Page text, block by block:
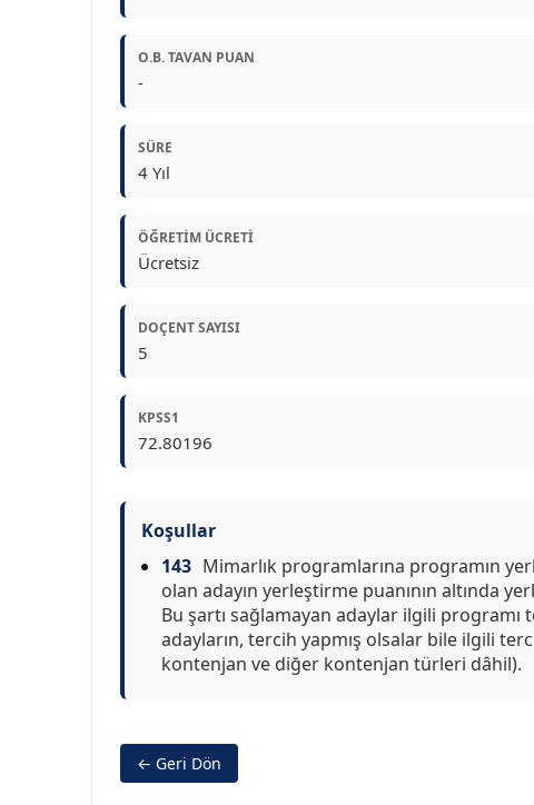
O.B. TAVAN PUAN
-
SÜRE
4 Yıl
ÖĞRETIM ÜCRETI
Ücretsiz
DOÇENT SAYISI
5
KPSS1
72.80196
Koşullar
143 Mimarlık programlarına programın
olan adayın yerleştirme puanının altında
Bu şartı sağlamayan adaylar ilgili programı
adayların, tercih yapmış olsalar bile ilgili
kontenjan ve diğer kontenjan türleri dâhil).
← Geri Dön